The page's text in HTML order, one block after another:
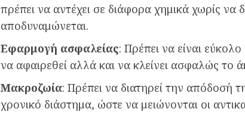
πρέπει να αντέχει σε διάφορα χημικά χωρίς να
αποδυναμώνεται.
Εφαρμογή ασφαλείας: Πρέπει να είναι
να αφαιρεθεί αλλά και να κλείνει ασφαλώς το
Μακροζωία: Πρέπει να διατηρεί την απόδοσή
χρονικό διάστημα, ώστε να μειώνονται οι